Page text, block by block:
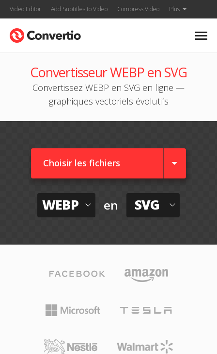
Video Editor Add Subtitles to Video Compress Video Plus
Convertisseur WEBP en SVG
Convertissez WEBP en SVG en ligne —
graphiques vectoriels évolutifs
Choisir les fichiers
WEBP en SVG